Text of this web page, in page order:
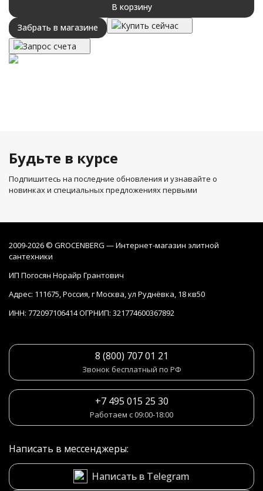
В корзину
Забрать в магазине
Купить сейчас
Запрос счета
Будьте в курсе
Подпишитесь на последние обновления и узнавайте о
новинках и специальных предложениях первыми
2009-2026 © GROCENBERG — Интернет-магазин элитной
сантехники
ИП Погосян Норайр Грантович
Адрес: 111675, Россия, г Москва, ул Руднёвка, 18 кв50
ИНН: 772097106414 ОГРНИП: 321774600367892
8 (800) 707 01 21
Звонок бесплатный по РФ
+7 495 015 25 30
Работаем с 09:00-18:00
Написать в мессенджеры:
Написать в Telegram